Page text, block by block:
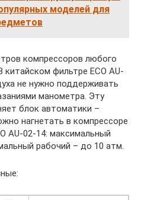
моделей для
компрессоров любого
фильтре ECO AU-
не нужно поддерживать
манометра. Эту
блок автоматики –
нагнетать в компрессоре
AU-02-14: максимальный
рабочий – до 10 атм.